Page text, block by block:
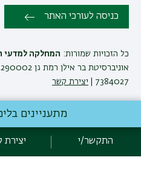
כניסה לעורכי האתר
כל הזכויות שמורות: המחלקה למדעי
7384027 |
יצירת קשר
לימודי מידע ויישומי בינה מלאכותית
קידום:Emarker קידום אתרים
מתעניינים
התקשר/י